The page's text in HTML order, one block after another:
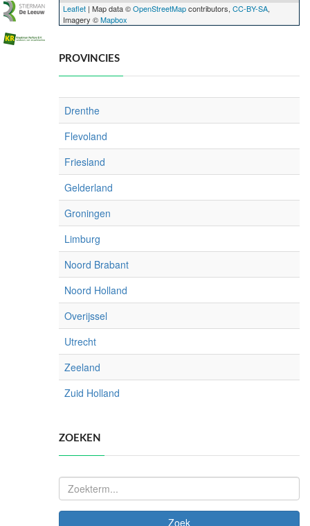
Leaflet | Map data ©OpenStreetMapcontributors, CC-BY-SA,
Imagery ©Mapbox
PROVINCIES
Drenthe
Flevoland
Friesland
Gelderland
Groningen
Limburg
Noord Brabant
Noord Holland
Overijssel
Utrecht
Zeeland
Zuid Holland
ZOEKEN